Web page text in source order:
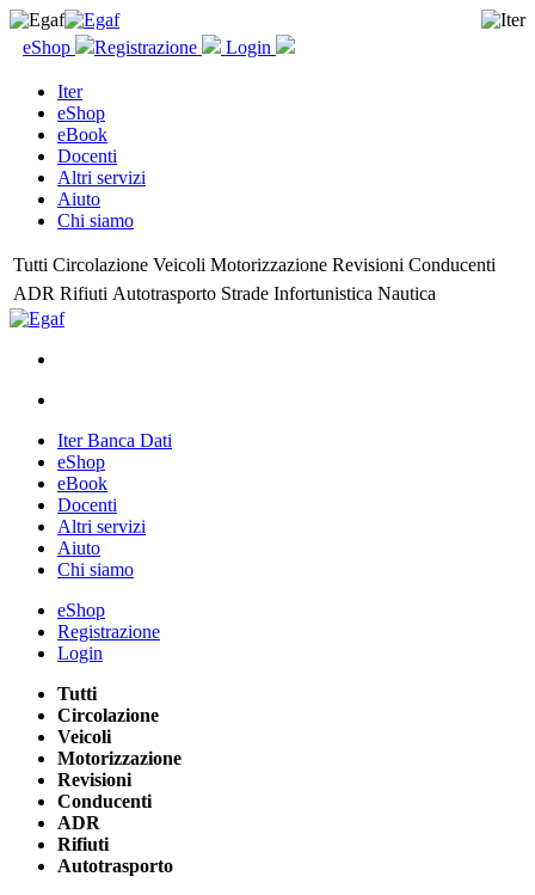
eShop Registrazione Login
Iter
eShop
eBook
Docenti
Altri servizi
Aiuto
Chi siamo
Tutti Circolazione Veicoli Motorizzazione Revisioni Conducenti
ADR Rifiuti Autotrasporto Strade Infortunistica Nautica
Iter Banca Dati
eShop
eBook
Docenti
Altri servizi
Aiuto
Chi siamo
eShop
Registrazione
Login
Tutti
Circolazione
Veicoli
Motorizzazione
Revisioni
Conducenti
ADR
Rifiuti
Autotrasporto